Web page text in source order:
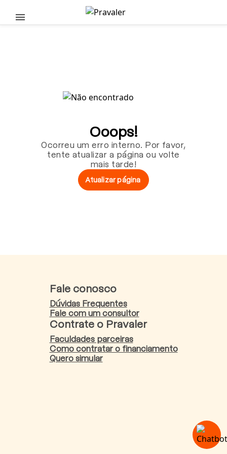
Pular para o conteúdo principal
Ooops!
Ocorreu um erro interno. Por favor,
tente atualizar a página ou volte
mais tarde!
Atualizar página
Fale conosco
Dúvidas Frequentes
Fale com um consultor
Contrate o Pravaler
Faculdades parceiras
Como contratar o financiamento
Quero simular